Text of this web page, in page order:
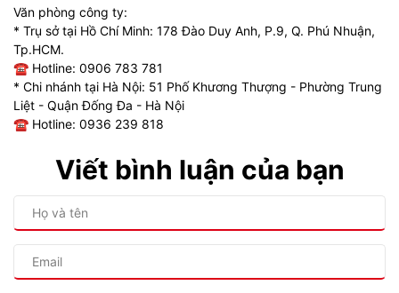
Văn phòng công ty:
* Trụ sở tại Hồ Chí Minh: 178 Đào Duy Anh, P.9, Q. Phú Nhuận,
Tp.HCM.
☎ Hotline: 0906 783 781
* Chi nhánh tại Hà Nội: 51 Phố Khương Thượng - Phường Trung
Liệt - Quận Đống Đa - Hà Nội
☎ Hotline: 0936 239 818
Viết bình luận của bạn